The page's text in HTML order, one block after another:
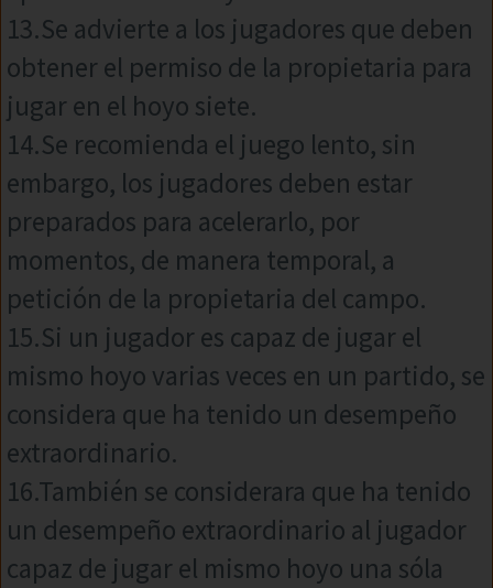
13.Se advierte a los jugadores que deben
obtener el permiso de la propietaria para
jugar en el hoyo siete.
14.Se recomienda el juego lento, sin
embargo, los jugadores deben estar
preparados para acelerarlo, por
momentos, de manera temporal, a
petición de la propietaria del campo.
15.Si un jugador es capaz de jugar el
mismo hoyo varias veces en un partido, se
considera que ha tenido un desempeño
extraordinario.
16.También se considerara que ha tenido
un desempeño extraordinario al jugador
capaz de jugar el mismo hoyo una sóla